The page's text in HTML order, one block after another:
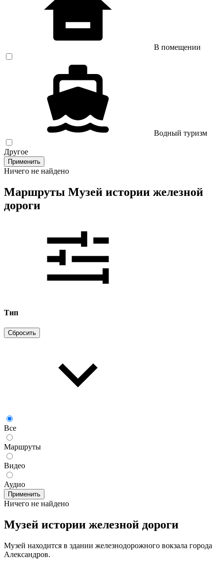
В помещении
Водный туризм
Другое
Применить
Ничего не найдено
Маршруты Музей истории железной
дороги
Тип
Сбросить
Все
Маршруты
Видео
Аудио
Применить
Ничего не найдено
Музей истории железной дороги
Музей находится в здании железнодорожного вокзала города
Александров.